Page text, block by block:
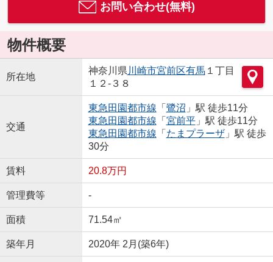
お問い合わせ(無料)
物件概要
所在地
神奈川県 川崎市宮前区有馬１丁目
１２-３８
交通
東急田園都市線 「 鷺沼 」駅 徒歩11分
東急田園都市線 「 宮前平」駅 徒歩11分
東急田園都市線 「 たまプラーザ」駅 徒歩
30分
賃料 20.8万円
管理費等 -
面積 71.54㎡
築年月 2020年 2月(築6年)